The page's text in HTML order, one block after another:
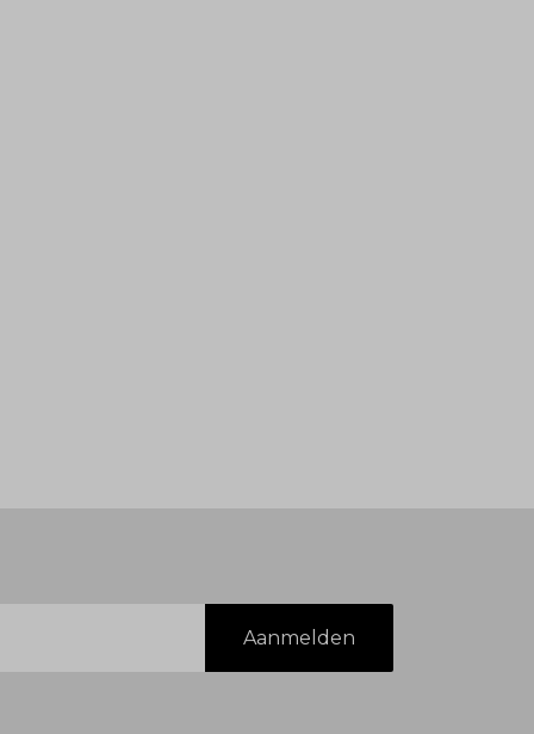
Aanmelden